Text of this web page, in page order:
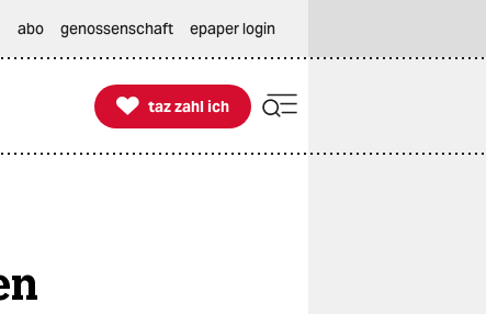
abo genossenschaft epaper login

taz zahl ich
taz zahl ich